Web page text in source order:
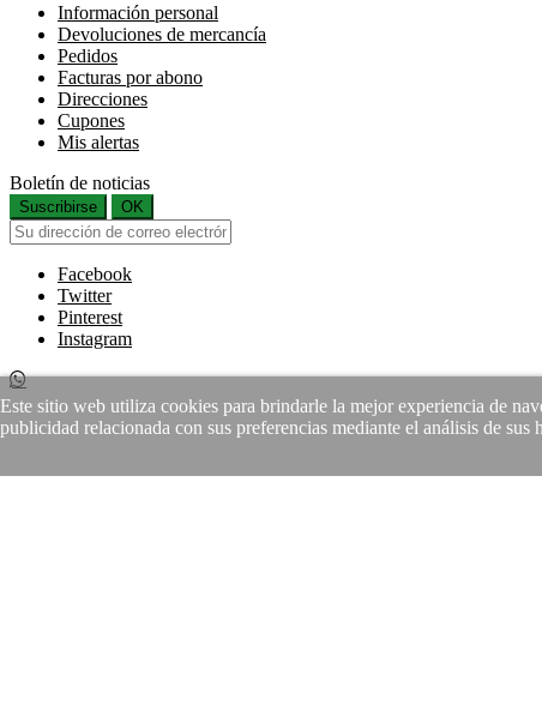
Este sitio web utiliza cookies para brindarle la mejor experiencia de
publicidad relacionada con sus preferencias mediante el análisis de sus
Información personal
Devoluciones de mercancía
Pedidos
Facturas por abono
Direcciones
Cupones
Mis alertas
Boletín de noticias
Suscribirse OK
Facebook
Twitter
Pinterest
Instagram